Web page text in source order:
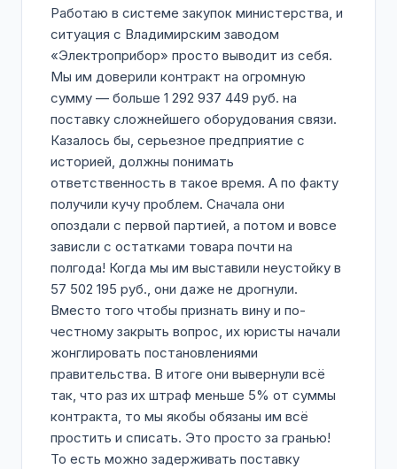
Работаю в системе закупок министерства, и
ситуация с Владимирским заводом
«Электроприбор» просто выводит из себя.
Мы им доверили контракт на огромную
сумму — больше 1 292 937 449 руб. на
поставку сложнейшего оборудования связи.
Казалось бы, серьезное предприятие с
историей, должны понимать
ответственность в такое время. А по факту
получили кучу проблем. Сначала они
опоздали с первой партией, а потом и вовсе
зависли с остатками товара почти на
полгода! Когда мы им выставили неустойку в
57 502 195 руб., они даже не дрогнули.
Вместо того чтобы признать вину и по-
честному закрыть вопрос, их юристы начали
жонглировать постановлениями
правительства. В итоге они вывернули всё
так, что раз их штраф меньше 5% от суммы
контракта, то мы якобы обязаны им всё
простить и списать. Это просто за гранью!
То есть можно задерживать поставку